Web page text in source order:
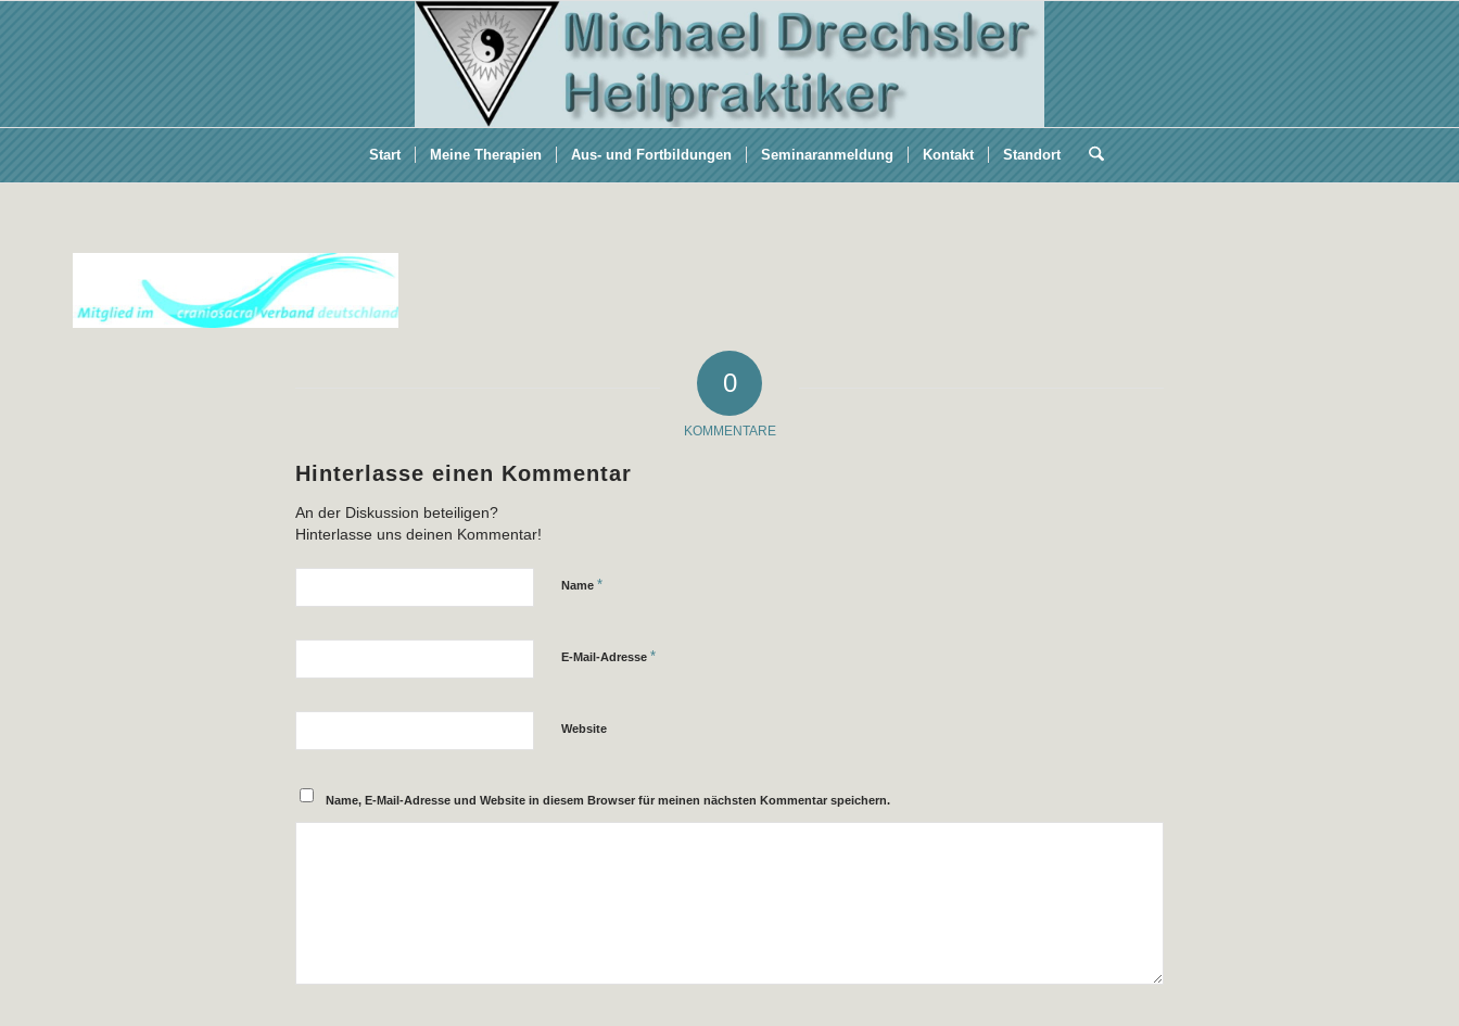
Start Meine Therapien Aus- und Fortbildungen Seminaranmeldung Kontakt Standort
0
KOMMENTARE
Hinterlasse einen Kommentar
An der Diskussion beteiligen?
Hinterlasse uns deinen Kommentar!
Name *
E-Mail-Adresse *
Website
Name, E-Mail-Adresse und Website in diesem Browser für meinen nächsten Kommentar speichern.